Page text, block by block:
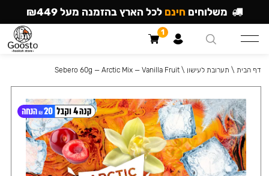
דף הבית \ תערובת לעישון \
Sebero 60g — Arctic Mix — Vanilla Fruit
משלוחים חינם לכל הארץ בהזמנה מעל ₪449
1